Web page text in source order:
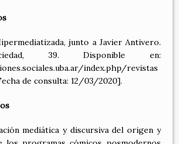
junto a Javier Antivero.
39. Disponible en:
index.php/revistas
de consulta: 12/03/2020].
mediática y discursiva del origen y